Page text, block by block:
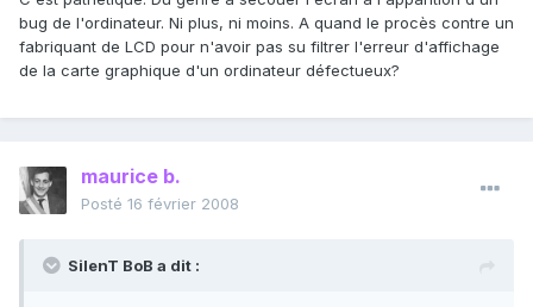
bug de l'ordinateur. Ni plus, ni moins. A quand le procès contre un
fabriquant de LCD pour n'avoir pas su filtrer l'erreur d'affichage
de la carte graphique d'un ordinateur défectueux?
maurice b.
Posté 16 février 2008
SilenT BoB a dit :